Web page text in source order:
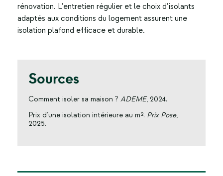
rénovation. L’entretien régulier et le choix d’isolants
adaptés aux conditions du logement assurent une
isolation plafond efficace et durable.
Sources
Comment isoler sa maison ? ADEME, 2024.
Prix d’une isolation intérieure au m². Prix Pose,
2025.